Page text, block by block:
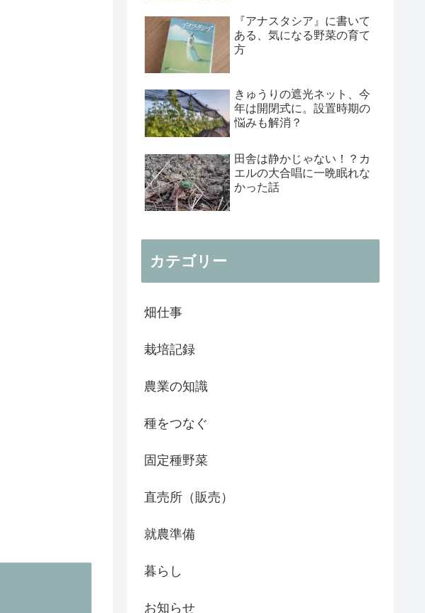
『アナスタシア』に書いて
ある、気になる野菜の育て
方
きゅうりの遮光ネット、今
年は開閉式に。設置時期の
悩みも解消？
田舎は静かじゃない！？カ
エルの大合唱に一晩眠れな
かった話
カテゴリー
畑仕事
栽培記録
農業の知識
種をつなぐ
固定種野菜
直売所（販売）
就農準備
暮らし
お知らせ